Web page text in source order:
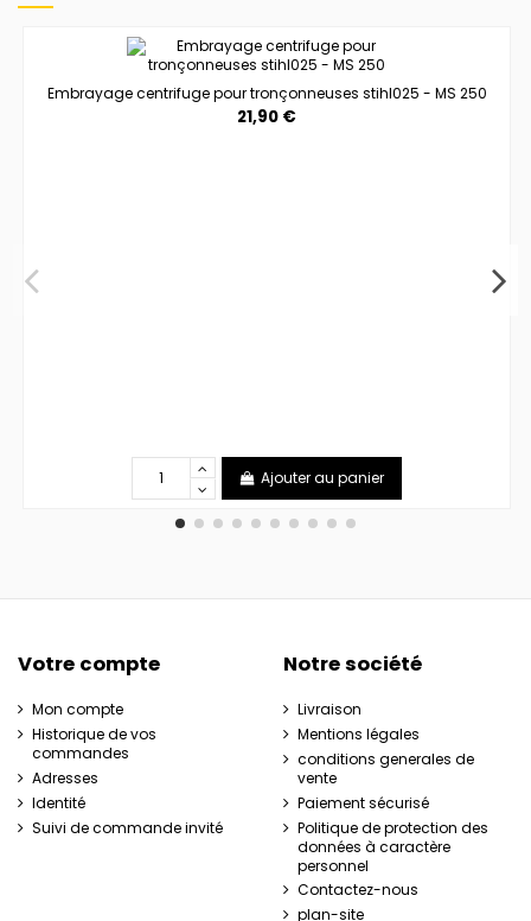
Embrayage centrifuge pour tronçonneuses stihl025 - MS 250
21,90 €
Ajouter au panier
Votre compte
Mon compte
Historique de vos
commandes
Adresses
Identité
Suivi de commande invité
Notre société
Livraison
Mentions légales
conditions generales de
vente
Paiement sécurisé
Politique de protection des
données à caractère
personnel
Contactez-nous
plan-site